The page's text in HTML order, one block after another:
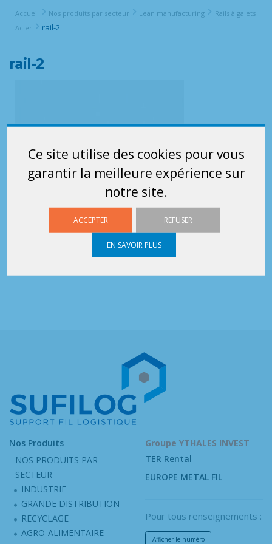
Ce site utilise des cookies pour vous
garantir la meilleure expérience sur
notre site.
ACCEPTER REFUSER
EN SAVOIR PLUS
Accueil Nos produits par secteur Lean manufacturing
Rails à galets
Acier
rail-2
rail-2
Nos Produits
NOS PRODUITS PAR
SECTEUR
INDUSTRIE
GRANDE DISTRIBUTION
RECYCLAGE
AGRO-ALIMENTAIRE
Groupe YTHALES INVEST
TER Rental
EUROPE METAL FIL
Pour tous renseignements :
Afficher le numéro